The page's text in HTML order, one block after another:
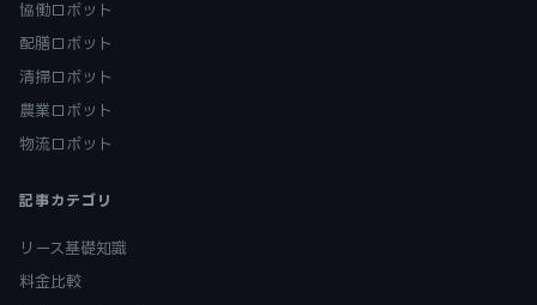
協働ロボット
配膳ロボット
清掃ロボット
農業ロボット
物流ロボット
記事カテゴリ
リース基礎知識
料金比較